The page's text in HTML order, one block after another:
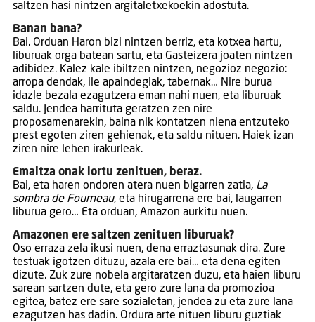
saltzen hasi nintzen argitaletxekoekin adostuta.
Banan bana?
Bai. Orduan Haron bizi nintzen berriz, eta kotxea hartu,
liburuak orga batean sartu, eta Gasteizera joaten nintzen
adibidez. Kalez kale ibiltzen nintzen, negozioz negozio:
arropa dendak, ile apaindegiak, tabernak… Nire burua
idazle bezala ezagutzera eman nahi nuen, eta liburuak
saldu. Jendea harrituta geratzen zen nire
proposamenarekin, baina nik kontatzen niena entzuteko
prest egoten ziren gehienak, eta saldu nituen. Haiek izan
ziren nire lehen irakurleak.
Emaitza onak lortu zenituen, beraz.
Bai, eta haren ondoren atera nuen bigarren zatia, La
sombra de Fourneau, eta hirugarrena ere bai, laugarren
liburua gero… Eta orduan, Amazon aurkitu nuen.
Amazonen ere saltzen zenituen liburuak?
Oso erraza zela ikusi nuen, dena erraztasunak dira. Zure
testuak igotzen dituzu, azala ere bai… eta dena egiten
dizute. Zuk zure nobela argitaratzen duzu, eta haien liburu
sarean sartzen dute, eta gero zure lana da promozioa
egitea, batez ere sare sozialetan, jendea zu eta zure lana
ezagutzen has dadin. Ordura arte nituen liburu guztiak